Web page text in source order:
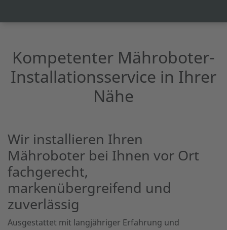
Kompetenter Mähroboter-
Installationsservice in Ihrer
Nähe
Wir installieren Ihren
Mähroboter bei Ihnen vor Ort
fachgerecht,
markenübergreifend und
zuverlässig
Ausgestattet mit langjähriger Erfahrung und